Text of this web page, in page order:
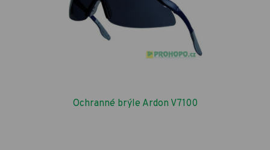
Ochranné brýle Ardon V7100